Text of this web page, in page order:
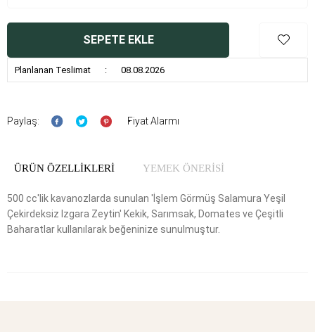
SEPETE EKLE
Planlanan Teslimat : 08.08.2026
Paylaş: Fiyat Alarmı
ÜRÜN ÖZELLIKLERI YEMEK ÖNERİSİ
500 cc'lik kavanozlarda sunulan 'İşlem Görmüş Salamura Yeşil
Çekirdeksiz Izgara Zeytin' Kekik, Sarımsak, Domates ve Çeşitli
Baharatlar kullanılarak beğeninize sunulmuştur.